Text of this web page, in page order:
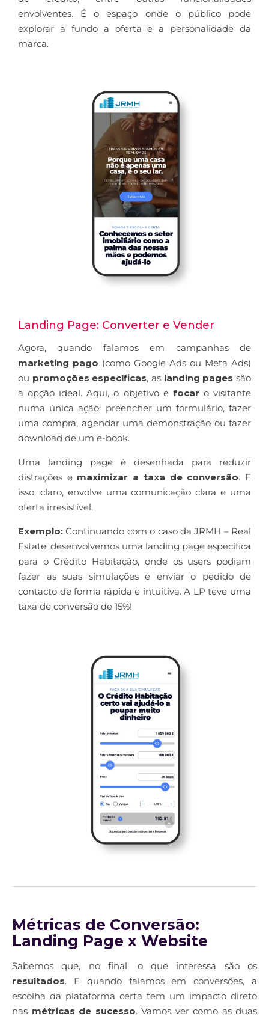
envolventes. É o espaço onde o público pode
explorar a fundo a oferta e a personalidade da
marca.
Landing Page: Converter e Vender
Agora, quando falamos em campanhas de
marketing pago (como Google Ads ou Meta Ads)
ou promoções específicas, as landing pages são
a opção ideal. Aqui, o objetivo é focar o visitante
numa única ação: preencher um formulário, fazer
uma compra, agendar uma demonstração ou fazer
download de um e-book.
Uma landing page é desenhada para reduzir
distrações e maximizar a taxa de conversão. E
isso, claro, envolve uma comunicação clara e uma
oferta irresistível.
Exemplo: Continuando com o caso da JRMH – Real
Estate, desenvolvemos uma landing page específica
para o Crédito Habitação, onde os users podiam
fazer as suas simulações e enviar o pedido de
contacto de forma rápida e intuitiva. A LP teve uma
taxa de conversão de 15%!
Métricas de Conversão:
Landing Page x Website
Sabemos que, no final, o que interessa são os
resultados. E quando falamos em conversões, a
escolha da plataforma certa tem um impacto direto
nas métricas de sucesso. Vamos ver como as duas